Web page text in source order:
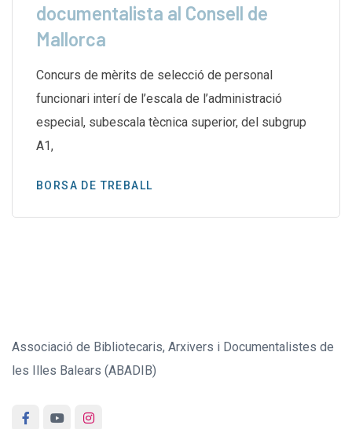
documentalista al Consell de
Mallorca
Concurs de mèrits de selecció de personal
funcionari interí de l’escala de l’administració
especial, subescala tècnica superior, del subgrup
A1,
BORSA DE TREBALL
Associació de Bibliotecaris, Arxivers i Documentalistes de
les Illes Balears (ABADIB)